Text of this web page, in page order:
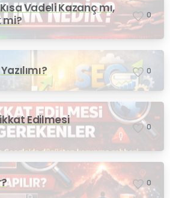
Vadeli Kazanç mı,
mi?
0
0
Edilmesi
0
0